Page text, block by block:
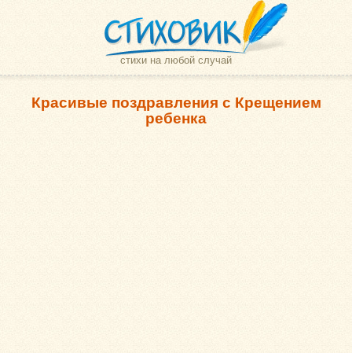
стихи на любой случай
Красивые поздравления с Крещением
ребенка